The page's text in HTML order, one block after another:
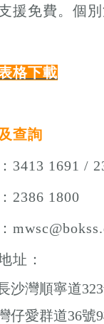
援免費。個
格下載
查詢
3413 1691 /
2386 1800
址：
沙灣順寧道
仔愛群道36號